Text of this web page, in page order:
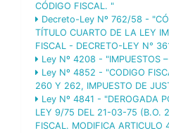
CÓDIGO FISCAL. "
Decreto-Ley Nº 762/58 -
TÍTULO CUARTO DE LA LEY
FISCAL - DECRETO-LEY N°
Ley Nº 4208 - "IMPUESTOS
Ley Nº 4852 - "CODIGO
260 Y 262, IMPUESTO DE
Ley Nº 4841 - "DEROGADA
LEY 9/75 DEL 21-03-75 (B.O.
FISCAL. MODIFICA ARTICULO